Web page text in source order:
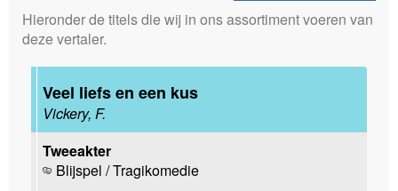
Hieronder de titels die wij in ons assortiment voeren van
deze vertaler.
Veel liefs en een kus
Vickery, F.
Tweeakter
Blijspel / Tragikomedie